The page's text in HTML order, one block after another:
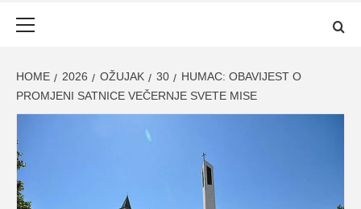
HOME 2026 OŽUJAK 30
HUMAC: OBAVIJEST O
PROMJENI SATNICE VEČERNJE SVETE MISE